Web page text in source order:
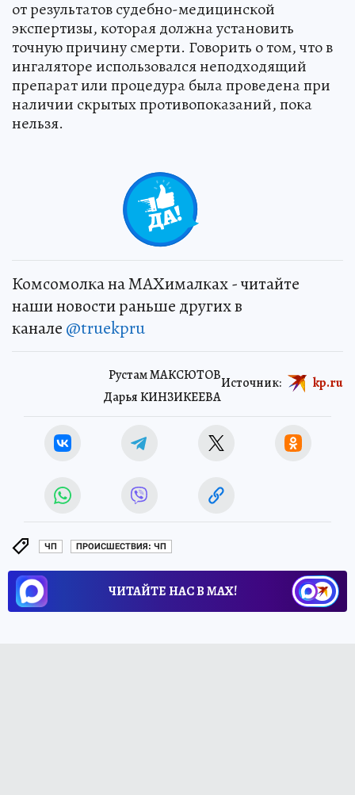
от результатов судебно-медицинской
экспертизы, которая должна установить
точную причину смерти. Говорить о том, что в
ингаляторе использовался неподходящий
препарат или процедура была проведена при
наличии скрытых противопоказаний, пока
нельзя.
Комсомолка на MAXималках - читайте
наши новости раньше других в
канале @truekpru
Рустам МАКСЮТОВ
Дарья КИНЗИКЕЕВА
Источник: kp.ru
ЧП ПРОИСШЕСТВИЯ: ЧП
ЧИТАЙТЕ НАС В МАХ!